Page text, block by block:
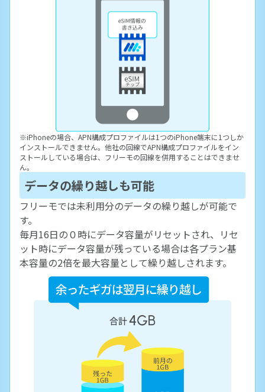
※iPhoneの場合、APN構成プロファイルは1つのiPhone端末に1つしか
インストールできません。他社の回線でAPN構成プロファイルをイン
ストールしている場合は、フリーモの回線を併用することはできませ
ん。
データの繰り越しも可能
フリーモでは未利用分のデータの繰り越しが可能で
す。
毎月16日の０時にデータ容量がリセットされ、リセ
ット時にデータ容量が残っている場合は各プラン基
本容量の2倍を最大容量として繰り越しされます。